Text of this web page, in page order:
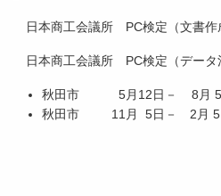
日本商工会議所 PC検定（文書作
日本商工会議所 PC検定（デー
秋田市 5月12日－ 8月
秋田市 11月 5日－ 2月